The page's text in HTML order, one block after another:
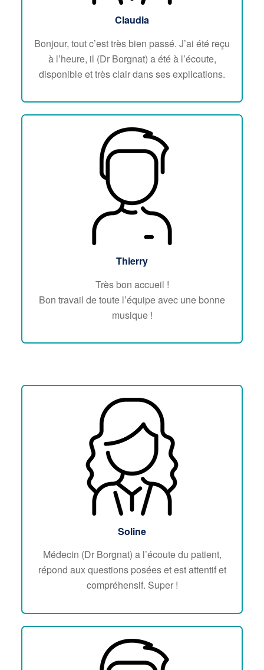
Claudia
Bonjour, tout c’est très bien passé. J’ai été reçu
à l’heure, il (Dr Borgnat) a été à l’écoute,
disponible et très clair dans ses explications.
Thierry
Très bon accueil !
Bon travail de toute l’équipe avec une bonne
musique !
Soline
Médecin (Dr Borgnat) a l’écoute du patient,
répond aux questions posées et est attentif et
compréhensif. Super !